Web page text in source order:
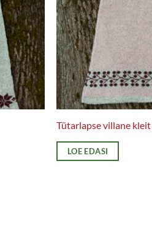
Tütarlapse villane kleit
LOE EDASI